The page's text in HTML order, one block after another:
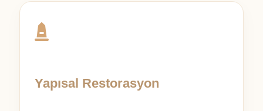
Yapısal Restorasyon